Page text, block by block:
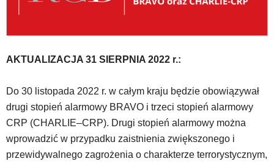
znajduje
bezpośrednio
tą
wiadomością.
Strona
nie
została
wyposażona
AKTUALIZACJA 31 SIERPNIA 2022 r.:
Do 30 listopada 2022 r. w całym kraju będzie obowiązywał
drugi stopień alarmowy BRAVO i trzeci stopień alarmowy
CRP (CHARLIE–CRP). Drugi stopień alarmowy można
wprowadzić w przypadku zaistnienia zwiększonego i
przewidywalnego zagrożenia o charakterze terrorystycznym,